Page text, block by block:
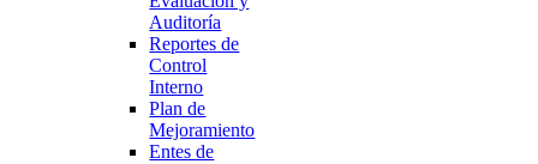
Auditoría
Reportes de
Control
Interno
Plan de
Mejoramiento
Entes de